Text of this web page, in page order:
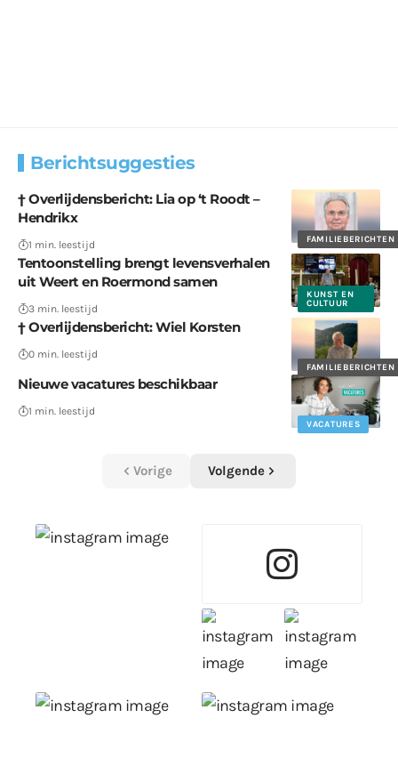
Berichtsuggesties
FAMILIEBERICHTEN
† Overlijdensbericht: Lia op ‘t Roodt –
Hendrikx
1 min. leestijd
KUNST EN
CULTUUR
Tentoonstelling brengt levensverhalen
uit Weert en Roermond samen
3 min. leestijd
FAMILIEBERICHTEN
† Overlijdensbericht: Wiel Korsten
0 min. leestijd
VACATURES
Nieuwe vacatures beschikbaar
1 min. leestijd
Vorige Volgende